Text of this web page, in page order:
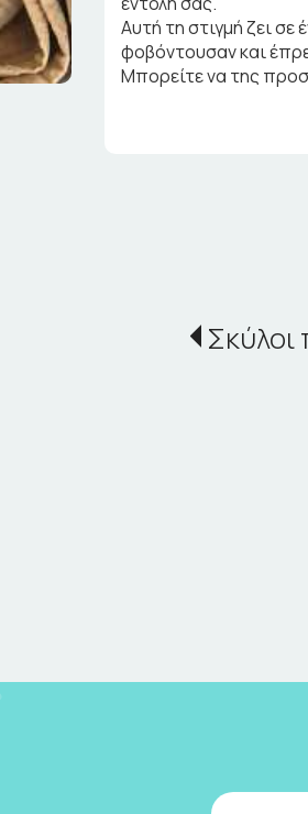
Αυτή τη στιγμή ζει σε
φοβόντουσαν και
Μπορείτε να της
Σκύλοι